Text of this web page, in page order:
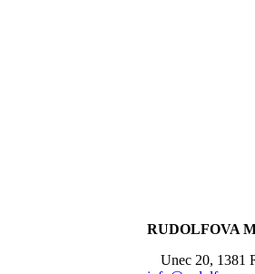
RUDOLFOVA
Unec 20, 1381